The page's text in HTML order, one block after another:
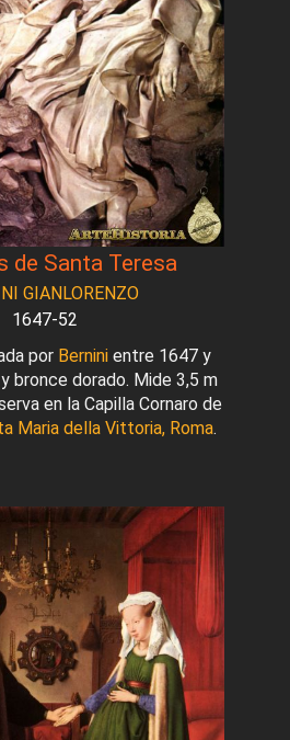
de Santa Teresa
GIANLORENZO
1647-52
por Berninientre 1647 y
bronce dorado. Mide 3,5 m
en la Capilla Cornaro de
Maria della Vittoria, Roma.